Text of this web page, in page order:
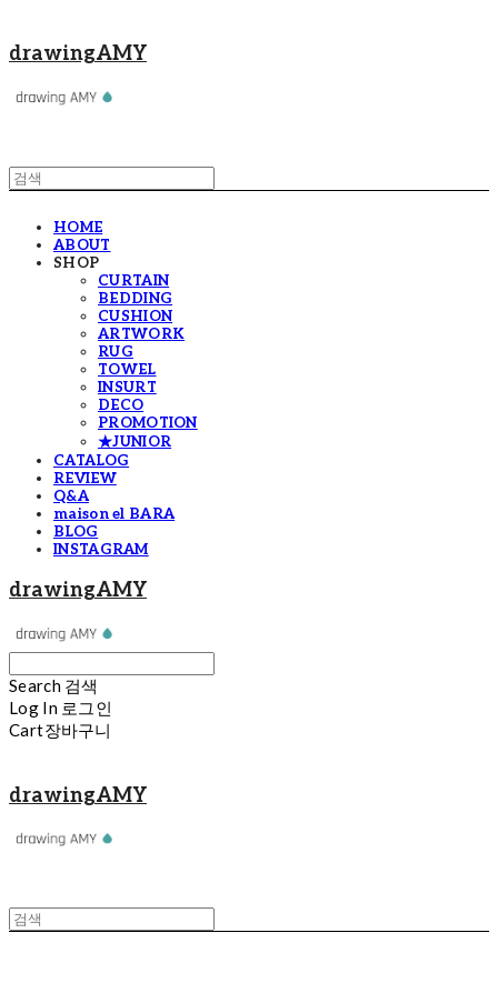
drawingAMY
HOME
ABOUT
SHOP
CURTAIN
BEDDING
CUSHION
ARTWORK
RUG
TOWEL
INSURT
DECO
PROMOTION
★JUNIOR
CATALOG
REVIEW
Q&A
maison el BARA
BLOG
INSTAGRAM
drawingAMY
Search 검색
Log In 로그인
Cart장바구니
drawingAMY